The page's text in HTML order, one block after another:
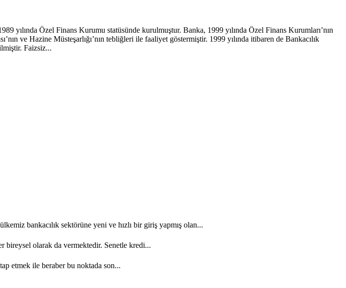
yılında Özel Finans Kurumu statüsünde kurulmuştur. Banka, 1999 yılında Özel Finans Kurumları’nın
ve Hazine Müsteşarlığı’nın tebliğleri ile faaliyet göstermiştir. 1999 yılında itibaren de Bankacılık
Faizsiz...
bankacılık sektörüne yeni ve hızlı bir giriş yapmış olan...
bireysel olarak da vermektedir. Senetle kredi...
etmek ile beraber bu noktada son...